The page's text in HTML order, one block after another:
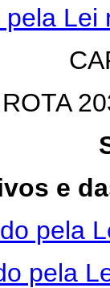
Lei
e
pela
pela